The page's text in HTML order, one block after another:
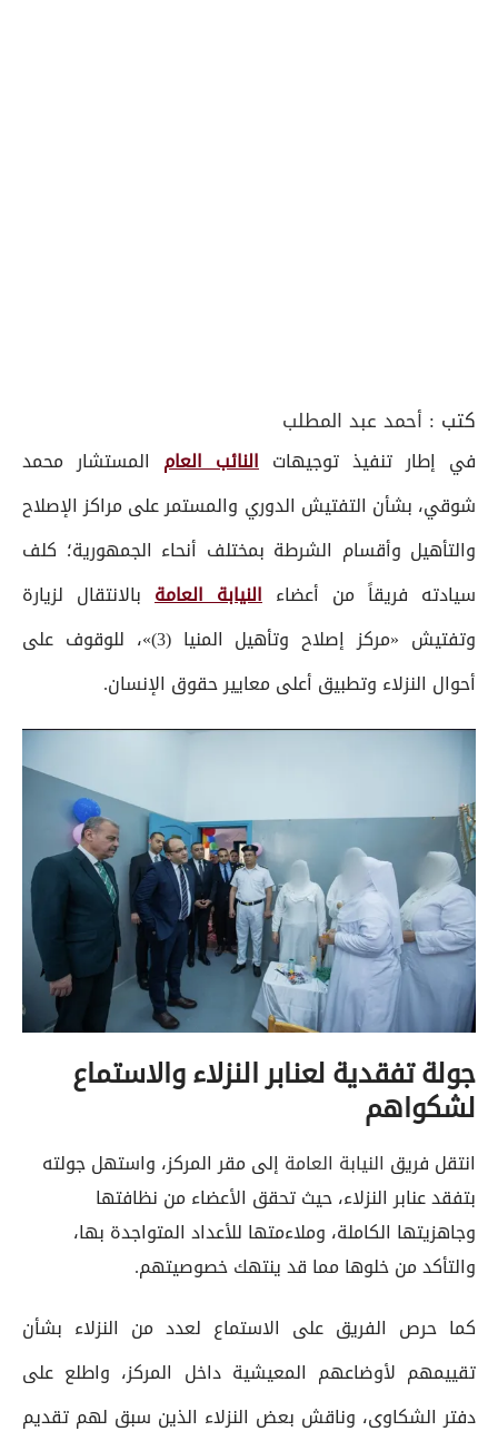
كتب : أحمد عبد المطلب
في إطار تنفيذ توجيهات النائب العام المستشار محمد
شوقي، بشأن التفتيش الدوري والمستمر على مراكز الإصلاح
والتأهيل وأقسام الشرطة بمختلف أنحاء الجمهورية؛ كلف
سيادته فريقاً من أعضاء النيابة العامة بالانتقال لزيارة
وتفتيش «مركز إصلاح وتأهيل المنيا (3)»، للوقوف على
أحوال النزلاء وتطبيق أعلى معايير حقوق الإنسان.
جولة تفقدية لعنابر النزلاء والاستماع
لشكواهم
انتقل فريق النيابة العامة إلى مقر المركز، واستهل جولته
بتفقد عنابر النزلاء، حيث تحقق الأعضاء من نظافتها
وجاهزيتها الكاملة، وملاءمتها للأعداد المتواجدة بها،
والتأكد من خلوها مما قد ينتهك خصوصيتهم.
كما حرص الفريق على الاستماع لعدد من النزلاء بشأن
تقييمهم لأوضاعهم المعيشية داخل المركز، واطلع على
دفتر الشكاوى، وناقش بعض النزلاء الذين سبق لهم تقديم